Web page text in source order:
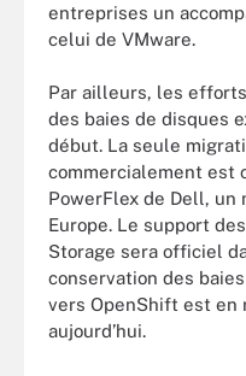
entreprises un
celui de VMware.
Par ailleurs, les
des baies de disques
début. La seule
commercialement est
PowerFlex de Dell, un
Europe. Le support
Storage sera officiel
conservation des
vers OpenShift est en
aujourd’hui.